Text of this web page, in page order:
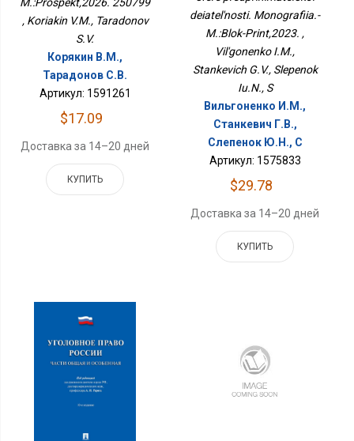
M.:Prospekt,2026. 250799
, Koriakin V.M., Taradonov
S.V.
Корякин В.М.,
Тарадонов С.В.
Артикул: 1591261
$17.09
Доставка за 14–20 дней
КУПИТЬ
Принт,2023.
deiatel'nosti. Monografiia.-
M.:Blok-Print,2023. ,
Vil'gonenko I.M.,
Stankevich G.V., Slepenok
Iu.N., S
Вильгоненко И.М.,
Станкевич Г.В.,
Слепенок Ю.Н., С
Артикул: 1575833
$29.78
Доставка за 14–20 дней
КУПИТЬ